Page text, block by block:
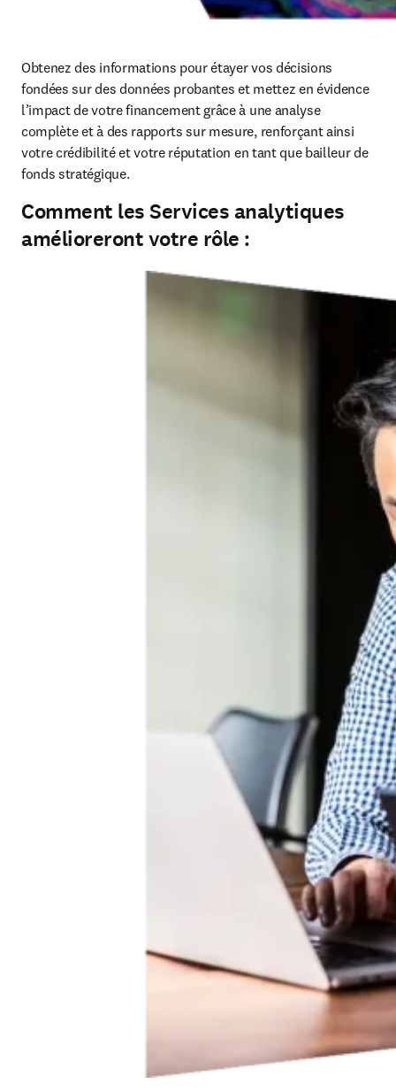
Obtenez des informations pour étayer vos décisions
fondées sur des données probantes et mettez en évidence
l’impact de votre financement grâce à une analyse
complète et à des rapports sur mesure, renforçant ainsi
votre crédibilité et votre réputation en tant que bailleur de
fonds stratégique.
Comment les Services analytiques
amélioreront votre rôle :